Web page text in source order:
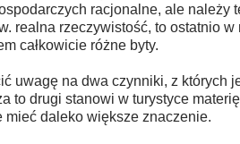
racjonalne, ale należy
realna rzeczywistość, to ostatnio w
całkowicie różne byty.
uwagę na dwa czynniki, z których
to drugi stanowi w turystyce
mieć daleko większe znaczenie.